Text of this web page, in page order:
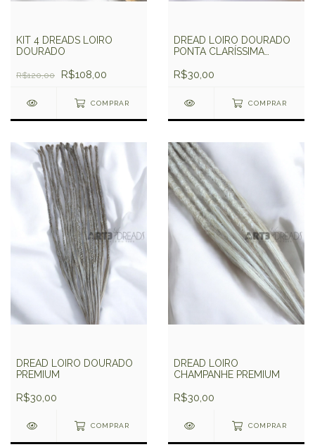
KIT 4 DREADS LOIRO
DOURADO
R$120,00 R$108,00
COMPRAR
DREAD LOIRO DOURADO
PONTA CLARÍSSIMA
R$30,00
COMPRAR
DREAD LOIRO DOURADO
PREMIUM
R$30,00
COMPRAR
DREAD LOIRO
CHAMPANHE PREMIUM
R$30,00
COMPRAR